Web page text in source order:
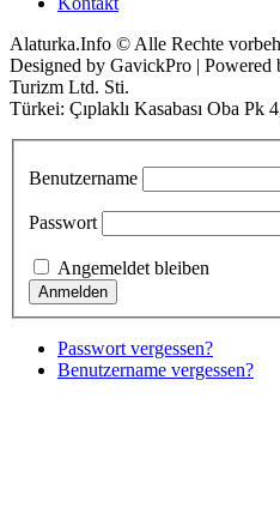
Alaturka.Info © Alle Rechte
Designed by GavickPro | Powered
Turizm Ltd. Sti.
Türkei: Çıplaklı Kasabası Oba
Benutzername
Passwort
Angemeldet bleiben
Passwort vergessen?
Benutzername vergessen?